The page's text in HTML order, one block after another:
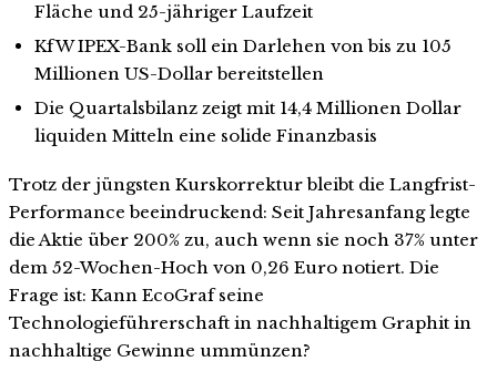
Fläche und 25-jähriger Laufzeit
KfW IPEX-Bank soll ein Darlehen von bis zu 105
Millionen US-Dollar bereitstellen
Die Quartalsbilanz zeigt mit 14,4 Millionen Dollar
liquiden Mitteln eine solide Finanzbasis
Trotz der jüngsten Kurskorrektur bleibt die Langfrist-
Performance beeindruckend: Seit Jahresanfang legte
die Aktie über 200% zu, auch wenn sie noch 37% unter
dem 52-Wochen-Hoch von 0,26 Euro notiert. Die
Frage ist: Kann EcoGraf seine
Technologieführerschaft in nachhaltigem Graphit in
nachhaltige Gewinne ummünzen?